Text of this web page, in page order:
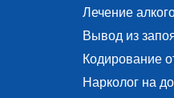
Лечение
Вывод из
Кодирование
Нарколог на